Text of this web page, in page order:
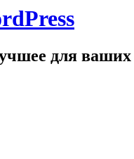
для ваших